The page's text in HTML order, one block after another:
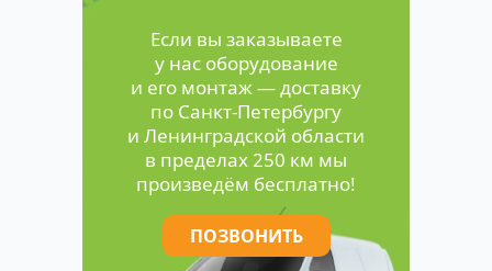
Если вы заказываете
у нас оборудование
и его монтаж — доставку
по Санкт-Петербургу
и Ленинградской области
в пределах 250 км мы
произведём бесплатно!
ПОЗВОНИТЬ